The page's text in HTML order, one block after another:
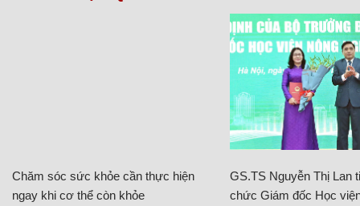
Chăm sóc sức khỏe cần thực hiện
ngay khi cơ thể còn khỏe
GS.TS Nguyễn Thị Lan
chức Giám đốc Học